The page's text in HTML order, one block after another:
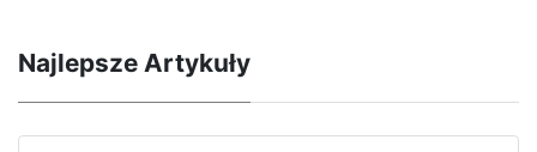
Najlepsze Artykuły